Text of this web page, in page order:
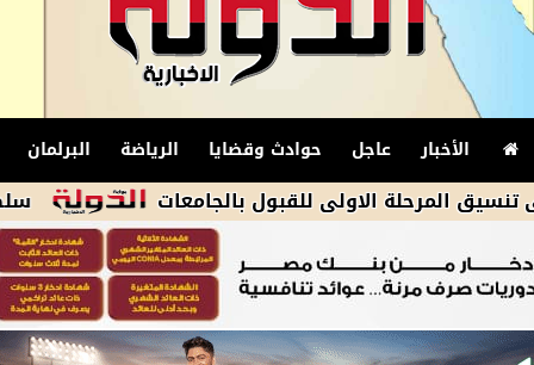
الأخبار عاجل حوادث وقضايا الرياضة البرلمان
سلطنة عمان